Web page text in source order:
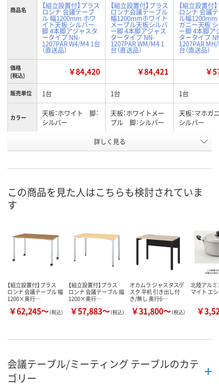
商品名 【組立設置付】プラス
ロンナ 会議テーブ
ル 幅1200mm ホワ
イト天板 シルバー
脚 4本脚アジャスタ
ータイプ NN-
1207PAR W4/M4 1台
（直送品）
【組立設置付】プラス
ロンナ会議テーブル
幅1200mmホワイト
メープル天板シルバ
ー脚 4本脚アジャス
タータイプ NN-
1207PAR WM/M4 1
台（直送品）
【組立設置付
ロンナ 会議
ル幅1200mm
ガニー天板
ー脚 4本脚ア
タータイプ
1207PAR
台（直送品）
価格
(税込)
￥84,420 ￥84,421 ￥
販売単位 1台 1台 1台
カラー
天板：ホワイト 脚：
シルバー
天板：ホワイトメー
プル 脚：シルバー
天板：マホガ
シルバー
A779536 A779527
9月7日（月）まで
カゴへ
詳しく見る
この商品を見た人はこちらも検討されていま
す
【組立設置付】プラス
ロンナ 会議テーブル 幅
1200×奥行…
￥62,245～（税込）
【組立設置付】プラス
ロンナ 会議テーブル 幅
1200×奥行…
￥57,883～（税込）
オカムラ ジャスタスデ
スク 平机 引き出し付
き/無し 奥行6…
￥31,800～（税込）
北陸アル
マイト エ
￥
会議テーブル/ミーティング テーブルのカテ
ゴリー